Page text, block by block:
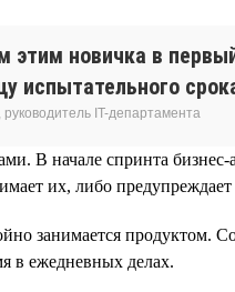
этим новичка в
испытательного
IT-департамента
В начале спринта
их, либо
занимается продуктом.
в ежедневных делах.